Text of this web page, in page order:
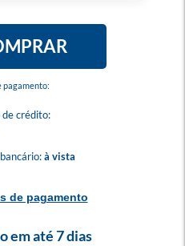
pagamento:
de pagamento
crédito:
à vista
em até 7 dias